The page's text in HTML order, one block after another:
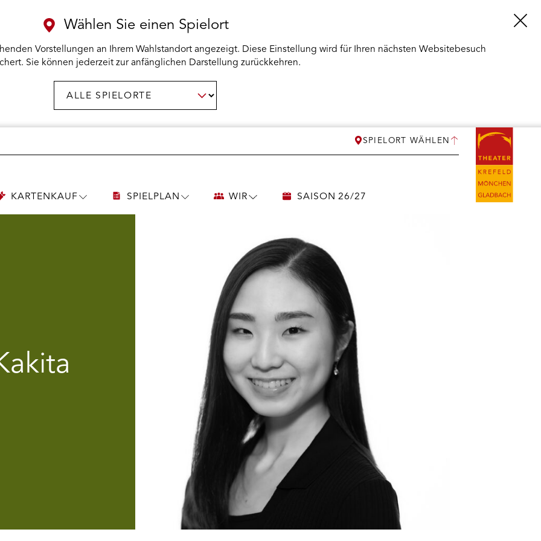
SPIELORT WÄHLEN
Wählen Sie einen Spielort
Vorstellungen an Ihrem Wahlstandort angezeigt. Diese Einstellung wird für Ihren nächsten Websitebesuch
Sie können jederzeit zur anfänglichen Darstellung zurückkehren.
KARTENKAUF UNTERMENÜSPIELPLAN UNTERMENÜ
WIR UNTERMENÜSAISON 26/27